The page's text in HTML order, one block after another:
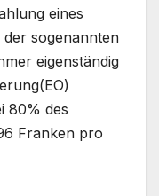
eines
sogenannten
eigenständig
80% des
Franken pro